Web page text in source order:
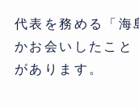
代表を務める「海
かお会いしたこと
があります。